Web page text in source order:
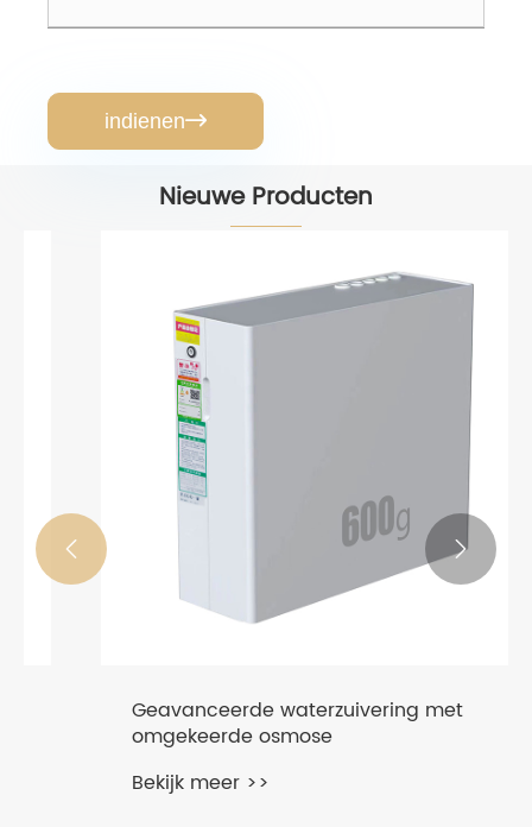
indienen
Nieuwe Producten
Geavanceerde waterzuivering met
omgekeerde osmose
Bekijk meer >>
 